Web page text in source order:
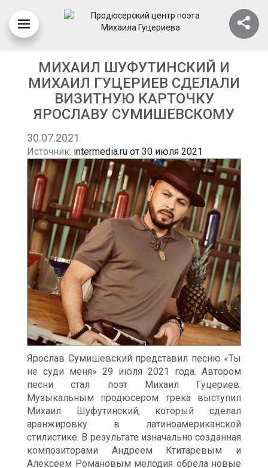
МИХАИЛ ШУФУТИНСКИЙ И
МИХАИЛ ГУЦЕРИЕВ СДЕЛАЛИ
ВИЗИТНУЮ КАРТОЧКУ
ЯРОСЛАВУ СУМИШЕВСКОМУ
30.07.2021
Источник: intermedia.ru от 30 июля 2021
Ярослав Сумишевский представил песню «Ты
не суди меня» 29 июля 2021 года. Автором
песни стал поэт Михаил Гуцериев.
Музыкальным продюсером трека выступил
Михаил Шуфутинский, который сделал
аранжировку в латиноамериканской
стилистике. В результате изначально созданная
композиторами Андреем Ктитаревым и
Алексеем Романовым мелодия обрела новые